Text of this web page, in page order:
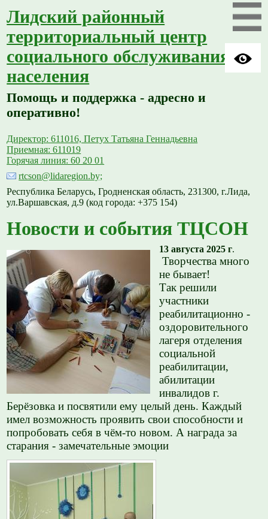
Лидский районный
территориальный центр
социального обслуживания
населения
Помощь и поддержка - адресно и
оперативно!
Директор: 611016, Петух Татьяна Геннадьевна
Приемная: 611019
Горячая линия: 60 20 01
rtcson@lidaregion.by;
Республика Беларусь, Гродненская область, 231300, г.Лида,
ул.Варшавская, д.9 (код города: +375 154)
Новости и события ТЦСОН
13 августа 2025 г.
Творчества много
не бывает!
Так решили
участники
реабилитационно -
оздоровительного
лагеря отделения
социальной
реабилитации,
абилитации
инвалидов г.
Берёзовка и посвятили ему целый день. Каждый
имел возможность проявить свои способности и
попробовать себя в чём-то новом. А награда за
старания - замечательные эмоции